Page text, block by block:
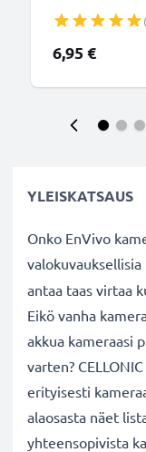
6,95 €
YLEISKATSAUS
Onko EnVivo
valokuvauksellisia
antaa taas virtaa
Eikö vanha
akkua kameraasi
varten?
erityisesti
alaosasta näet
yhteensopivista